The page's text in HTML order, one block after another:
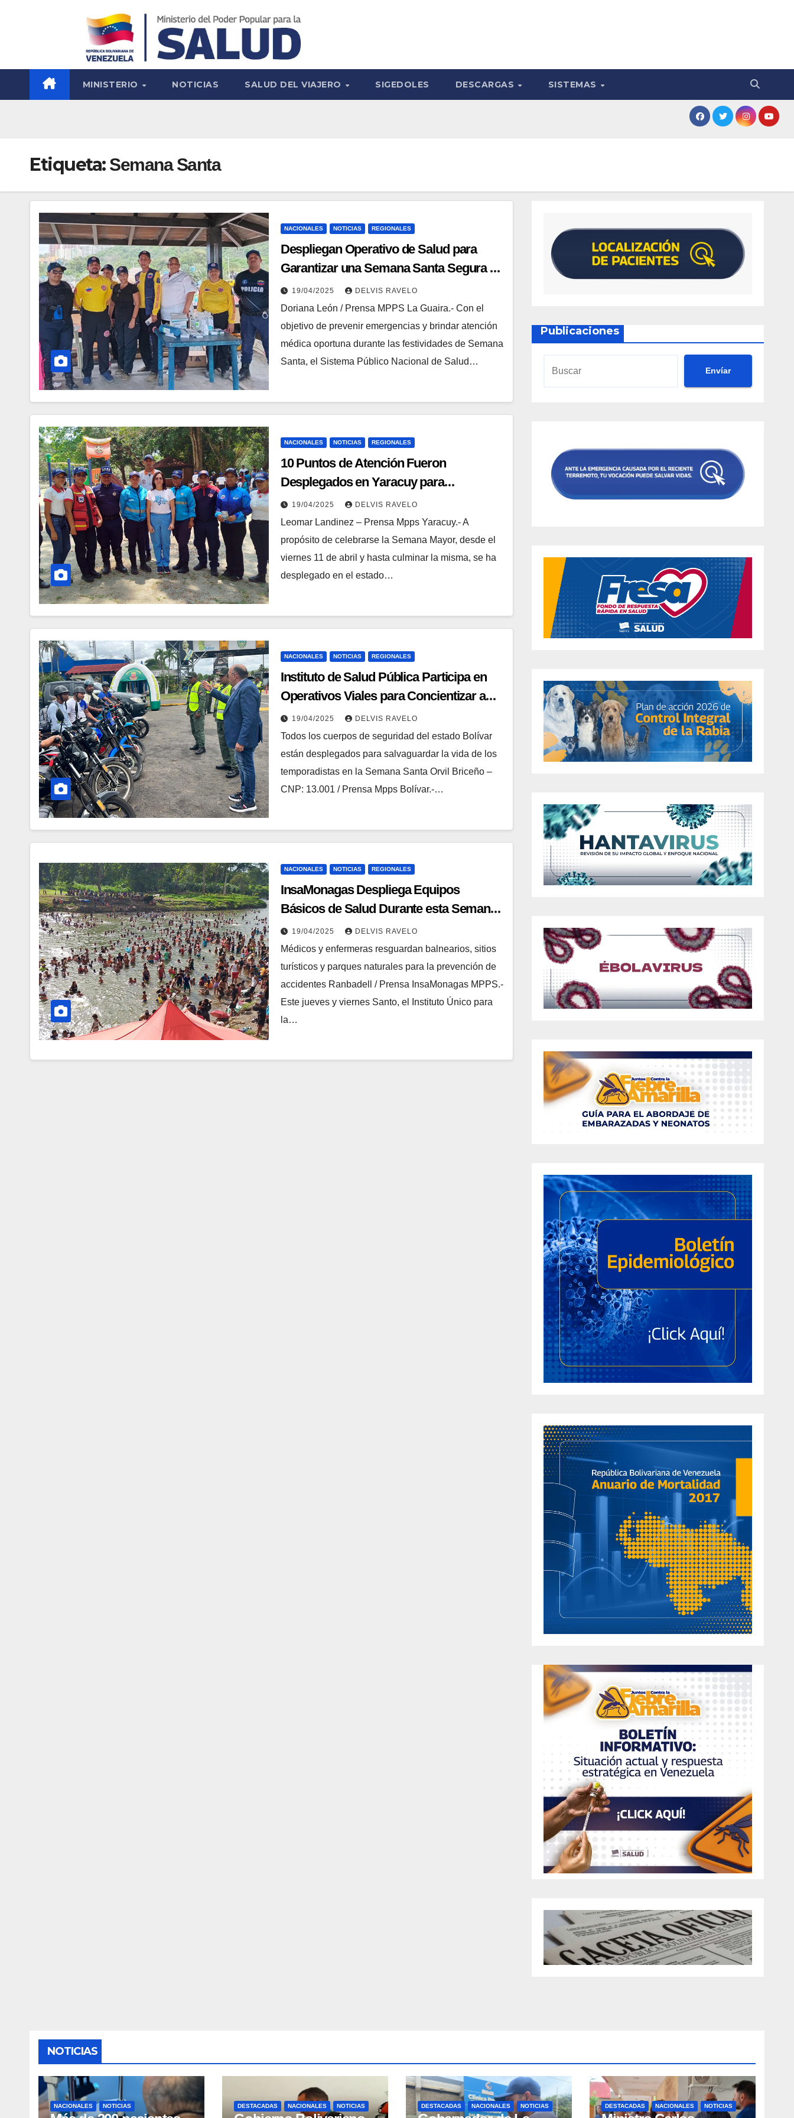
MINISTERIO NOTICIAS SALUD DEL VIAJERO SIGEDOLES DESCARGAS SISTEMAS
Etiqueta: Semana Santa
NACIONALES NOTICIAS REGIONALES
Despliegan Operativo de Salud para
Garantizar una Semana Santa Segura en
La Guaira
19/04/2025 DELVIS RAVELO
Doriana León / Prensa MPPS La Guaira.- Con el
objetivo de prevenir emergencias y brindar atención
médica oportuna durante las festividades de Semana
Santa, el Sistema Público Nacional de Salud…
NACIONALES NOTICIAS REGIONALES
10 Puntos de Atención Fueron
Desplegados en Yaracuy para
Temporadistas de la Semana Mayor
2025
19/04/2025 DELVIS RAVELO
Leomar Landinez – Prensa Mpps Yaracuy.- A
propósito de celebrarse la Semana Mayor, desde el
viernes 11 de abril y hasta culminar la misma, se ha
desplegado en el estado…
NACIONALES NOTICIAS REGIONALES
Instituto de Salud Pública Participa en
Operativos Viales para Concientizar a
Conductores
19/04/2025 DELVIS RAVELO
Todos los cuerpos de seguridad del estado Bolívar
están desplegados para salvaguardar la vida de los
temporadistas en la Semana Santa Orvil Briceño –
CNP: 13.001 / Prensa Mpps Bolívar.-…
NACIONALES NOTICIAS REGIONALES
InsaMonagas Despliega Equipos
Básicos de Salud Durante esta Semana
Mayor
19/04/2025 DELVIS RAVELO
Médicos y enfermeras resguardan balnearios, sitios
turísticos y parques naturales para la prevención de
accidentes Ranbadell / Prensa InsaMonagas MPPS.-
Este jueves y viernes Santo, el Instituto Único para
la…
Publicaciones
Envíar
NOTICIAS
NACIONALES NOTICIAS DESTACADAS NACIONALES NOTICIAS DESTACADAS NACIONALES NOTICIAS DESTACADAS NACIONALES NOTICIAS